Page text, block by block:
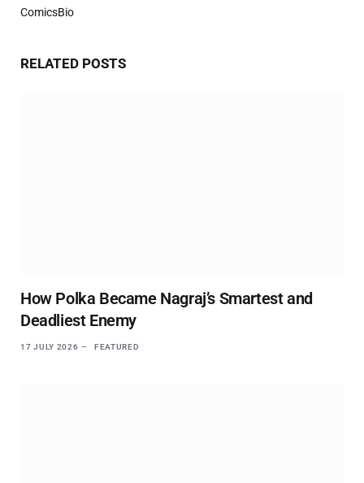
ComicsBio
RELATED POSTS
How Polka Became Nagraj’s Smartest and
Deadliest Enemy
17 JULY 2026 FEATURED